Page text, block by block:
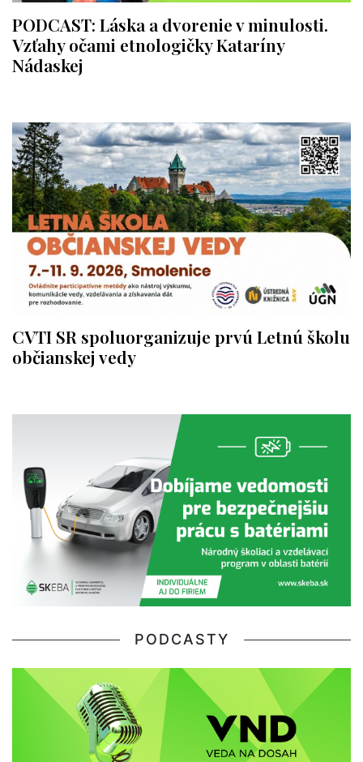
PODCAST: Láska a dvorenie v minulosti.
Vzťahy očami etnologičky Kataríny
Nádaskej
CVTI SR spoluorganizuje prvú Letnú školu
občianskej vedy
PODCASTY